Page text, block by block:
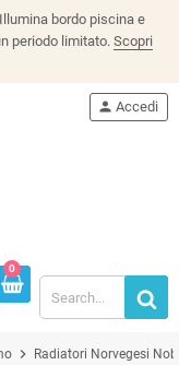
Illumina bordo piscina e
periodo limitato. Scopri
person Accedi
0
chevron_right Radiatori Norvegesi